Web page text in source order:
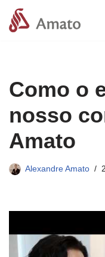
Pular
Como o
nosso
Amato
Alexandre Amato